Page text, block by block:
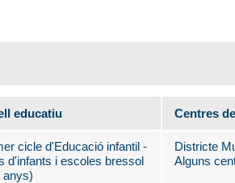
educatiu Centres
cicle d'Educació infantil -
d'infants i escoles bressol
anys)
Districte
Alguns